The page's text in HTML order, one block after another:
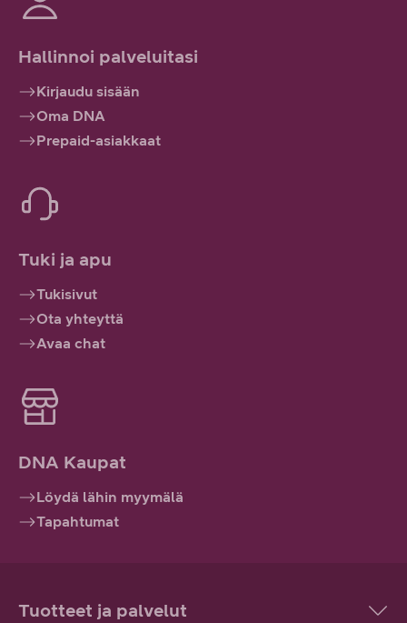
Hallinnoi palveluitasi
Kirjaudu sisään
Oma DNA
Prepaid-asiakkaat
Tuki ja apu
Tukisivut
Ota yhteyttä
Avaa chat
DNA Kaupat
Löydä lähin myymälä
Tapahtumat
Tuotteet ja palvelut